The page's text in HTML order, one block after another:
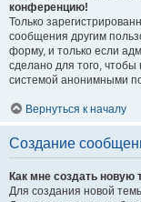
конференцию!
Только
сообщения другим
форму, и только если
сделано для того, чтобы
системой анонимными
Вернуться к началу
Создание
Как мне создать
Для создания новой